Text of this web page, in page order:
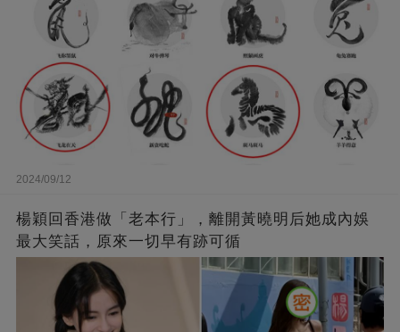
2024/09/12
楊穎回香港做「老本行」，離開黃曉明后她成內娛
最大笑話，原來一切早有跡可循